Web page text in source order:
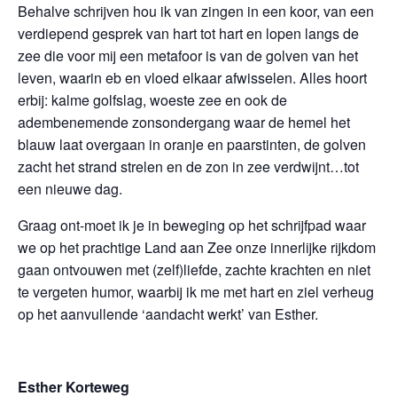
Behalve schrijven hou ik van zingen in een koor, van een
verdiepend gesprek van hart tot hart en lopen langs de
zee die voor mij een metafoor is van de golven van het
leven, waarin eb en vloed elkaar afwisselen. Alles hoort
erbij: kalme golfslag, woeste zee en ook de
adembenemende zonsondergang waar de hemel het
blauw laat overgaan in oranje en paarstinten, de golven
zacht het strand strelen en de zon in zee verdwijnt…tot
een nieuwe dag.
Graag ont-moet ik je in beweging op het schrijfpad waar
we op het prachtige Land aan Zee onze innerlijke rijkdom
gaan ontvouwen met (zelf)liefde, zachte krachten en niet
te vergeten humor, waarbij ik me met hart en ziel verheug
op het aanvullende ‘aandacht werkt’ van Esther.
Esther Korteweg